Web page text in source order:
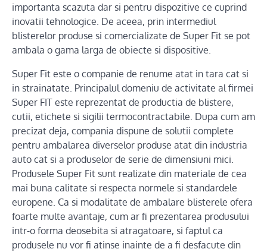
importanta scazuta dar si pentru dispozitive ce cuprind
inovatii tehnologice. De aceea, prin intermediul
blisterelor produse si comercializate de Super Fit se pot
ambala o gama larga de obiecte si dispositive.
Super Fit este o companie de renume atat in tara cat si
in strainatate. Principalul domeniu de activitate al firmei
Super FIT este reprezentat de productia de blistere,
cutii, etichete si sigilii termocontractabile. Dupa cum am
precizat deja, compania dispune de solutii complete
pentru ambalarea diverselor produse atat din industria
auto cat si a produselor de serie de dimensiuni mici.
Produsele Super Fit sunt realizate din materiale de cea
mai buna calitate si respecta normele si standardele
europene. Ca si modalitate de ambalare blisterele ofera
foarte multe avantaje, cum ar fi prezentarea produsului
intr-o forma deosebita si atragatoare, si faptul ca
produsele nu vor fi atinse inainte de a fi desfacute din